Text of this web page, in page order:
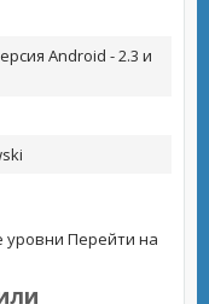
Android - 2.3 и
уровни Перейти на